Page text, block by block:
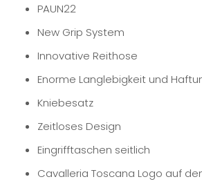
PAUN22
New Grip System
Innovative Reithose
Enorme Langlebigkeit und
Kniebesatz
Zeitloses Design
Eingrifftaschen seitlich
Cavalleria Toscana Logo auf